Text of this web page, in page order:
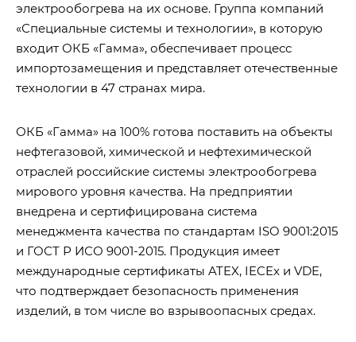
электрообогрева на их основе. Группа компаний
«Специальные системы и технологии», в которую
входит ОКБ «Гамма», обеспечивает процесс
импортозамещения и представляет отечественные
технологии в 47 странах мира.
ОКБ «Гамма» на 100% готова поставить на объекты
нефтегазовой, химической и нефтехимической
отраслей российские системы электрообогрева
мирового уровня качества. На предприятии
внедрена и сертифицирована система
менеджмента качества по стандартам ISO 9001:2015
и ГОСТ Р ИСО 9001-2015. Продукция имеет
международные сертификаты ATEX, IECEx и VDE,
что подтверждает безопасность применения
изделий, в том числе во взрывоопасных средах.